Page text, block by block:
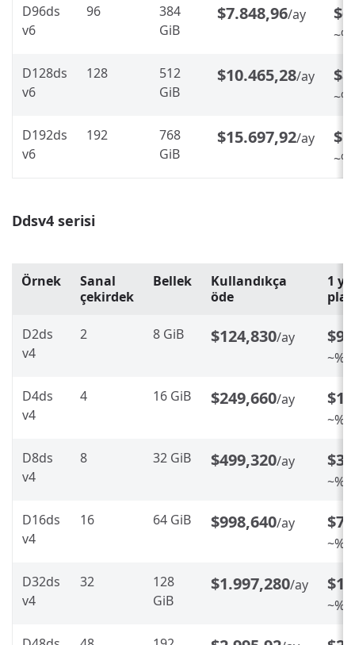
D96ds
v6
96
384
GiB
$7.848,96/ay
D128ds
v6
128
512
GiB
$10.465,28/ay
D192ds
v6
192
768
GiB
$15.697,92/ay
Ddsv4 serisi
Örnek
Sanal
çekirdek
Bellek
Kullandıkça
öde
1
plan
D2ds
v4
2 8 GiB $124,830/ay
D4ds
v4
4 16 GiB $249,660/ay
D8ds
v4
8 32 GiB $499,320/ay
D16ds
v4
16 64 GiB $998,640/ay
D32ds
v4
32
128
GiB
$1.997,280/ay